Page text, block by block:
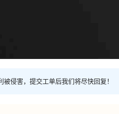
侵害，提交工单后我们将尽快回复！